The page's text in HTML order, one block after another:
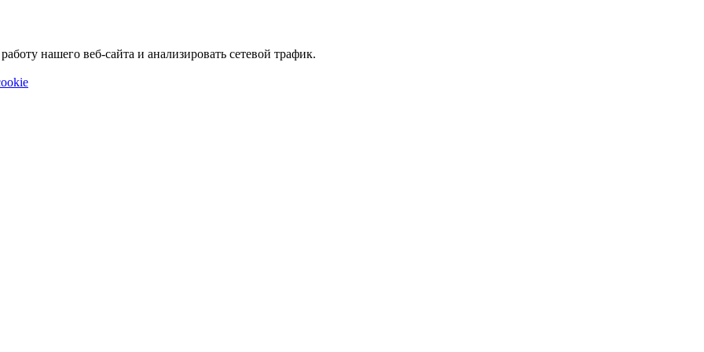
нашего веб-сайта и анализировать сетевой трафик.